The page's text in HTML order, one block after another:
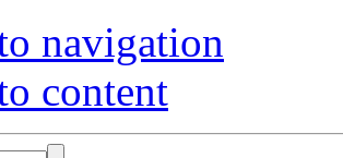
navigation
content